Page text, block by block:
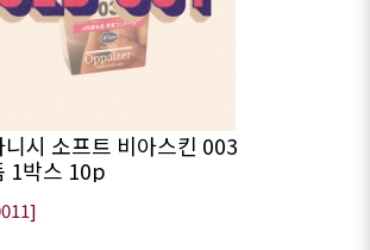
니시 소프트 비아스킨 003
1박스 10p